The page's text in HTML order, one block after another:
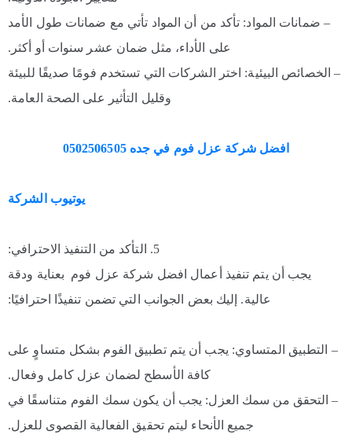
– ضمانات المواد: تأكد من أن المواد تأتي مع ضمانات طول الأمد
على الأداء، مثل ضمان عشر سنوات أو أكثر.
– الخصائص البيئية: اختر الشركات التي تستخدم فومًا صديقًا للبيئة
وقليل التأثير على الصحة العامة.
افضل شركة عزل فوم في جده 0502506505
يوتيوب الشركة
5. التأكد من التنفيذ الاحترافي:
يجب أن يتم تنفيذ أعمال افضل شركة عزل فوم بعناية ودقة
عالية. إليك بعض الجوانب التي تضمن تنفيذًا احترافيًا:
– التطبيق المتساوي: يجب أن يتم تطبيق الفوم بشكل متساوٍ على
كافة الأسطح لضمان عزل كامل وفعال.
– التحقق من سمك العزل: يجب أن يكون سمك الفوم متناسقًا في
جميع الأنحاء ليتم تحقيق الفعالية القصوى للعزل.